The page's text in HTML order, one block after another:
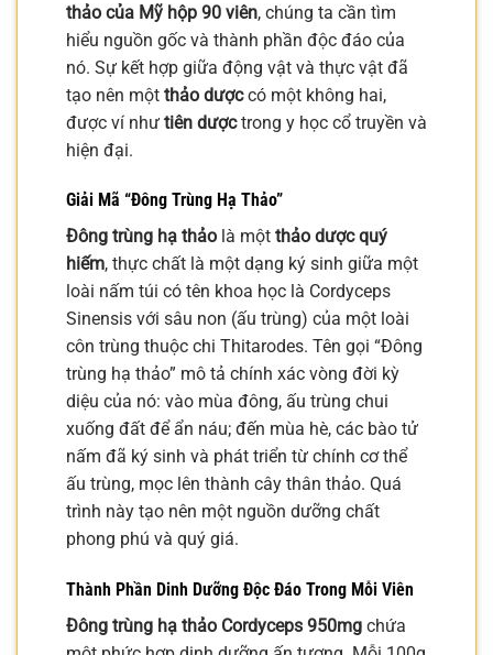
thảo của Mỹ hộp 90 viên, chúng ta cần tìm
hiểu nguồn gốc và thành phần độc đáo của
nó. Sự kết hợp giữa động vật và thực vật đã
tạo nên một thảo dượccó một không hai,
được ví như tiên dượctrong y học cổ truyền và
hiện đại.
Giải Mã “Đông Trùng Hạ Thảo”
Đông trùng hạ thảo là một thảo dược quý
hiếm, thực chất là một dạng ký sinh giữa một
loài nấm túi có tên khoa học là Cordyceps
Sinensis với sâu non (ấu trùng) của một loài
côn trùng thuộc chi Thitarodes. Tên gọi “Đông
trùng hạ thảo” mô tả chính xác vòng đời kỳ
diệu của nó: vào mùa đông, ấu trùng chui
xuống đất để ẩn náu; đến mùa hè, các bào tử
nấm đã ký sinh và phát triển từ chính cơ thể
ấu trùng, mọc lên thành cây thân thảo. Quá
trình này tạo nên một nguồn dưỡng chất
phong phú và quý giá.
Thành Phần Dinh Dưỡng Độc Đáo Trong Mỗi Viên
Đông trùng hạ thảo Cordyceps 950mg chứa